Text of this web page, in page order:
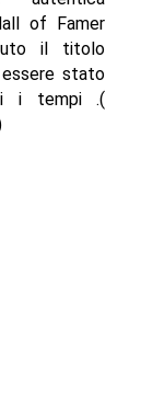
of Famer
il titolo
stato
i tempi .(